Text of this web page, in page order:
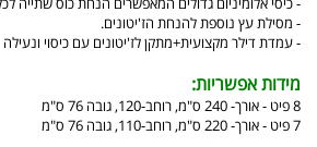
- מסילת עץ נוספת להנחת הז'יטונים.
- עמדת דילר מקצועית+מתקן לז'יטונים עם כיסוי ונעילה
מידות אפשריות:
8 פיט - אורך- 240 ס"מ, רוחב-120, גובה 76 ס"מ
7 פיט - אורך- 220 ס"מ, רוחב-110, גובה 76 ס"מ